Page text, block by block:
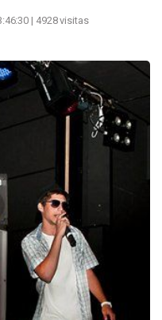
| 4928 visitas